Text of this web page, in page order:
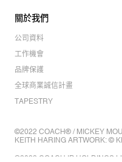
關於我們
公司資料
工作機會
品牌保護
全球商業誠信計畫
TAPESTRY
©2022 COACH® / MICKEY
KEITH HARING ARTWORK: ©
©2022 COACH IP HOLDINGS